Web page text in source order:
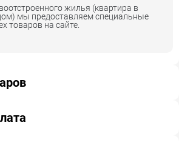
жилья (квартира в
мы предоставляем специальные
товаров на сайте.